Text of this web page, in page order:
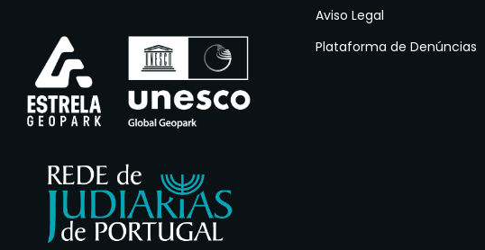
Aviso Legal
Plataforma de Denúncias